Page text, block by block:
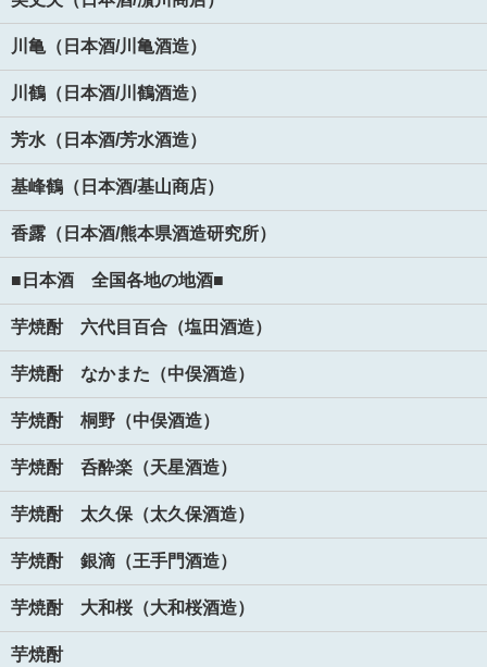
川亀（日本酒/川亀酒造）
川鶴（日本酒/川鶴酒造）
芳水（日本酒/芳水酒造）
基峰鶴（日本酒/基山商店）
香露（日本酒/熊本県酒造研究所）
■日本酒 全国各地の地酒■
芋焼酎 六代目百合（塩田酒造）
芋焼酎 なかまた（中俣酒造）
芋焼酎 桐野（中俣酒造）
芋焼酎 呑酔楽（天星酒造）
芋焼酎 太久保（太久保酒造）
芋焼酎 銀滴（王手門酒造）
芋焼酎 大和桜（大和桜酒造）
芋焼酎